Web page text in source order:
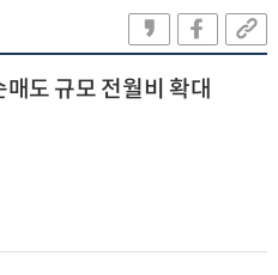
도 규모 전월비 확대